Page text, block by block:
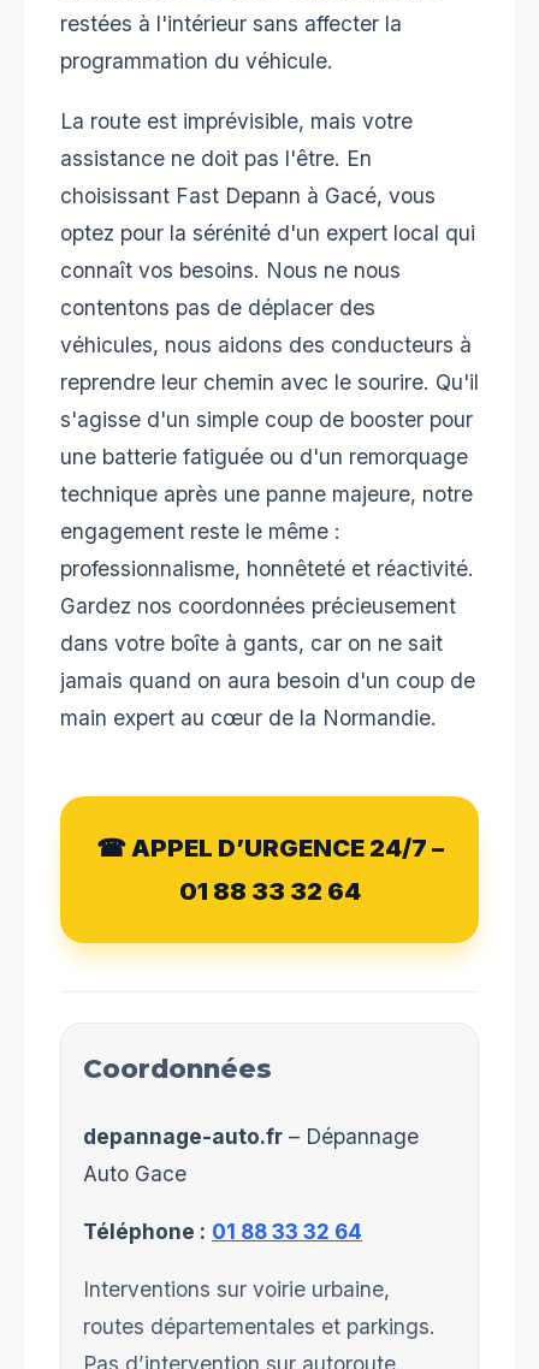
restées à l'intérieur sans affecter la
programmation du véhicule.
La route est imprévisible, mais votre
assistance ne doit pas l'être. En
choisissant Fast Depann à Gacé, vous
optez pour la sérénité d'un expert local qui
connaît vos besoins. Nous ne nous
contentons pas de déplacer des
véhicules, nous aidons des conducteurs à
reprendre leur chemin avec le sourire. Qu'il
s'agisse d'un simple coup de booster pour
une batterie fatiguée ou d'un remorquage
technique après une panne majeure, notre
engagement reste le même :
professionnalisme, honnêteté et réactivité.
Gardez nos coordonnées précieusement
dans votre boîte à gants, car on ne sait
jamais quand on aura besoin d'un coup de
main expert au cœur de la Normandie.
☎ APPEL D’URGENCE 24/7 –
01 88 33 32 64
Coordonnées
depannage-auto.fr – Dépannage
Auto Gace
Téléphone : 01 88 33 32 64
Interventions sur voirie urbaine,
routes départementales et parkings.
Pas d’intervention sur autoroute.